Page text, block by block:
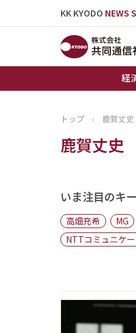
KK KYODO NEWS
経
ト
お
トップ › 鹿賀丈史
鹿賀丈史
いま注目のキ
高畑充希 MG
NTTコミュニケ